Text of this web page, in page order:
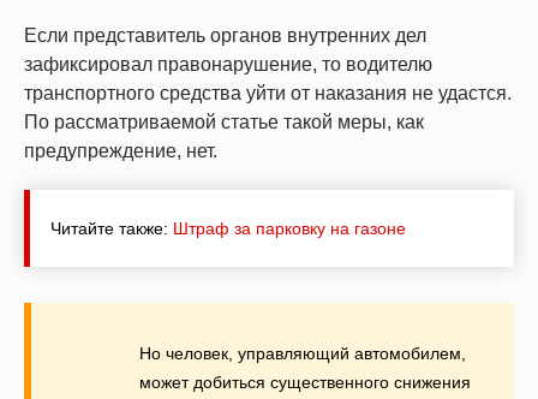
Если представитель органов внутренних дел
зафиксировал правонарушение, то водителю
транспортного средства уйти от наказания не удастся.
По рассматриваемой статье такой меры, как
предупреждение, нет.
Читайте также: Штраф за парковку на газоне
Но человек, управляющий автомобилем,
может добиться существенного снижения